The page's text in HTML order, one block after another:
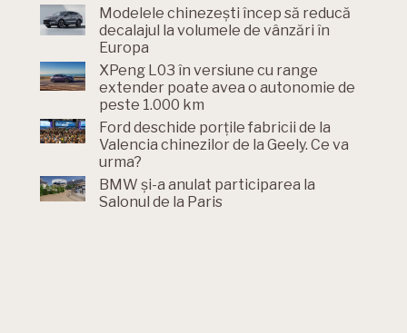
Modelele chinezești încep să reducă
decalajul la volumele de vânzări în
Europa
XPeng L03 în versiune cu range
extender poate avea o autonomie de
peste 1.000 km
Ford deschide porțile fabricii de la
Valencia chinezilor de la Geely. Ce va
urma?
BMW și-a anulat participarea la
Salonul de la Paris